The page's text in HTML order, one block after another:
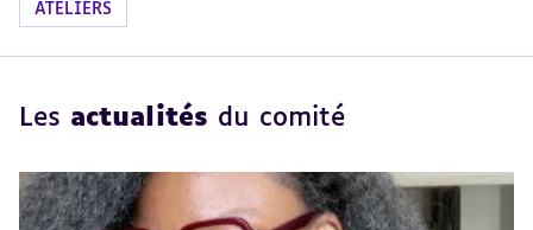
ATELIERS
Les actualités du comité